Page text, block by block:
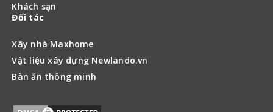
Khách sạn
Đối tác
Xây nhà Maxhome
Vật liệu xây dựng Newlando.vn
Bàn ăn thông minh